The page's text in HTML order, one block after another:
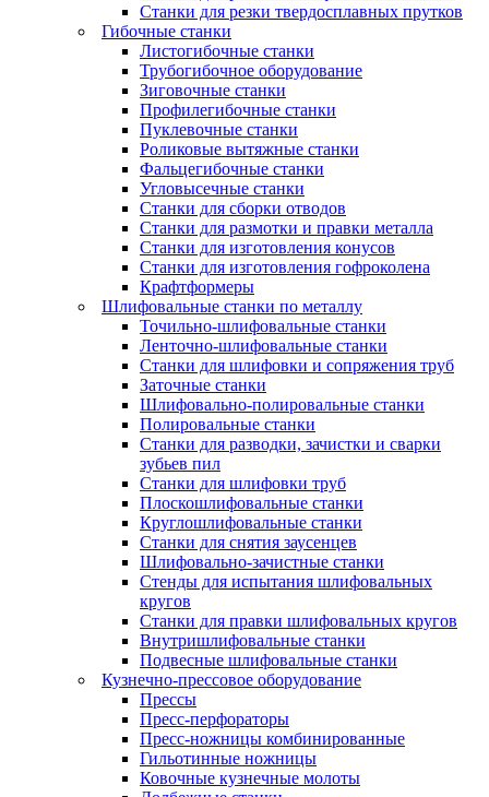
Станки для резки твердосплавных прутков
Гибочные станки
Листогибочные станки
Трубогибочное оборудование
Зиговочные станки
Профилегибочные станки
Пуклевочные станки
Роликовые вытяжные станки
Фальцегибочные станки
Угловысечные станки
Станки для сборки отводов
Станки для размотки и правки металла
Станки для изготовления конусов
Станки для изготовления гофроколена
Крафтформеры
Шлифовальные станки по металлу
Точильно-шлифовальные станки
Ленточно-шлифовальные станки
Станки для шлифовки и сопряжения труб
Заточные станки
Шлифовально-полировальные станки
Полировальные станки
Станки для разводки, зачистки и сварки
зубьев пил
Станки для шлифовки труб
Плоскошлифовальные станки
Круглошлифовальные станки
Станки для снятия заусенцев
Шлифовально-зачистные станки
Стенды для испытания шлифовальных
кругов
Станки для правки шлифовальных кругов
Внутришлифовальные станки
Подвесные шлифовальные станки
Кузнечно-прессовое оборудование
Прессы
Пресс-перфораторы
Пресс-ножницы комбинированные
Гильотинные ножницы
Ковочные кузнечные молоты